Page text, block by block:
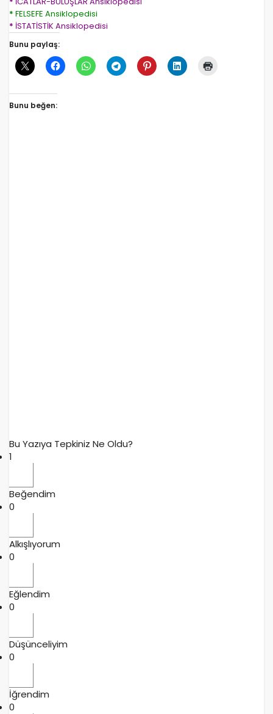
* FELSEFE Ansiklopedisi
* İSTATİSTİK Ansiklopedisi
Bunu paylaş:
Bunu beğen:
Bu Yazıya Tepkiniz Ne Oldu?
1
Beğendim
0
Alkışlıyorum
0
Eğlendim
0
Düşünceliyim
0
İğrendim
0